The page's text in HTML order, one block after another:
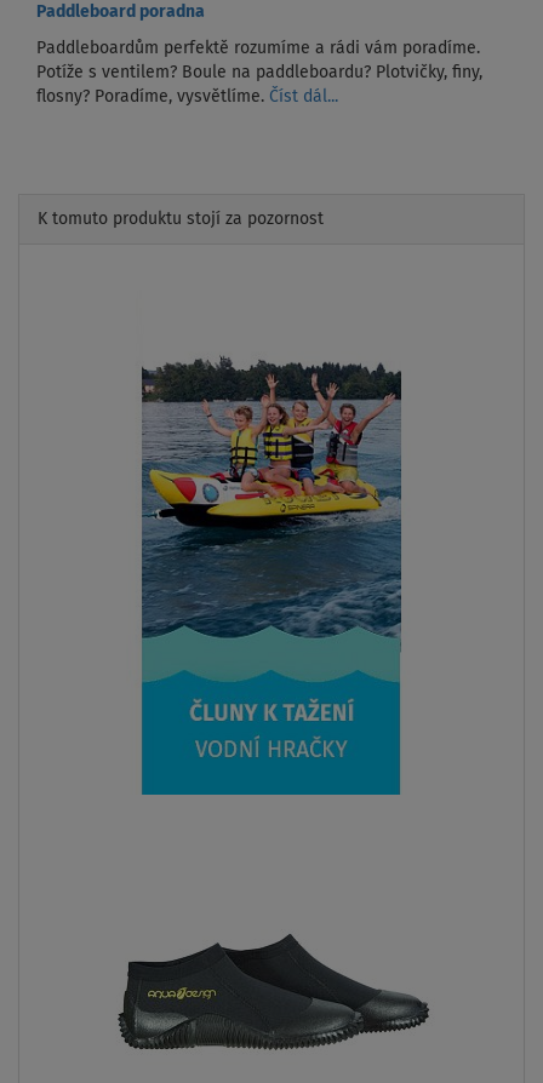
Paddleboard poradna
Paddleboardům perfektě rozumíme a rádi vám poradíme.
Potíže s ventilem? Boule na paddleboardu? Plotvičky, finy,
flosny? Poradíme, vysvětlíme. Číst dál...
K tomuto produktu stojí za pozornost